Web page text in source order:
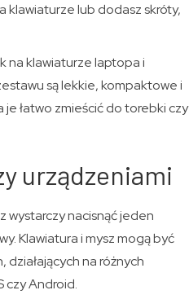
klawiaturze lub dodasz skróty,
na klawiaturze laptopa i
są lekkie, kompaktowe i
łatwo zmieścić do torebki czy
urządzeniami
wystarczy nacisnąć jeden
Klawiatura i mysz mogą być
na różnych
czy Android.